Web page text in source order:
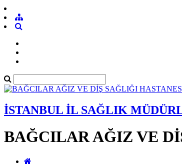
İSTANBUL İL SAĞLIK
BAĞCILAR AĞIZ VE